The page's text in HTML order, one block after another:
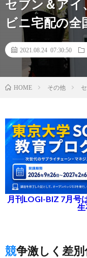
セブン＆アイ
ビニ宅配の全
2021.08.24 07:30:50
HOME その他
月刊LOGI-BIZ 7月号
競争激しく差別化図る、店舗の3000品目